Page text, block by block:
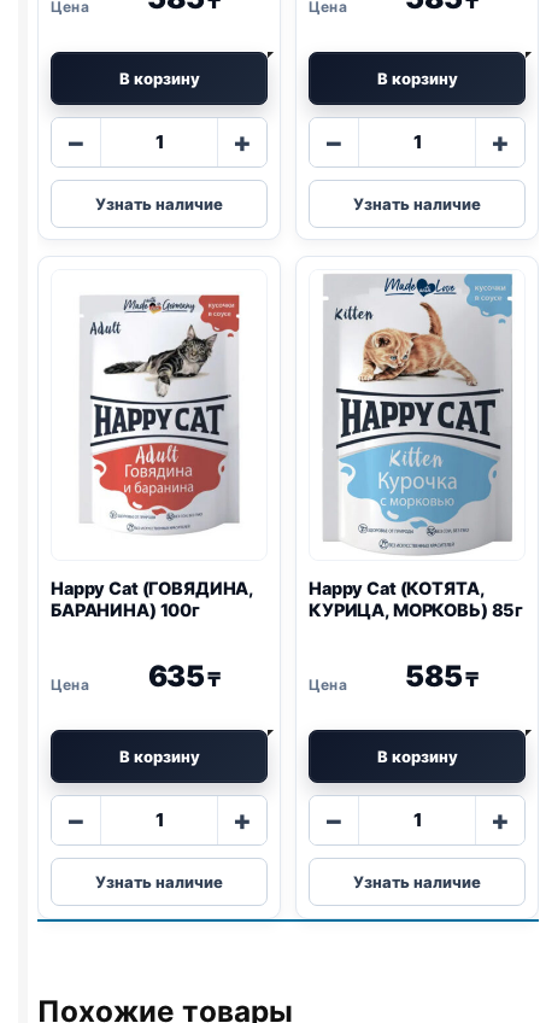
В корзину
−
Количество
Happy
Cat
(КОТЯТА,
85г
+
Узнать наличие
В корзину
−
Количество
Happy
Cat
(КУРИЦА)
85г
+
Узнать наличие
Happy Cat (ГОВЯДИНА,
БАРАНИНА) 100г
635₸
В корзину
−
Количество
Happy
Cat
(ГОВЯДИНА,
+
Узнать наличие
Happy Cat (КОТЯТА,
КУРИЦА, МОРКОВЬ) 85г
585₸
В корзину
−
Количество
Happy
Cat
(КОТЯТА,
+
Узнать наличие
Похожие товары